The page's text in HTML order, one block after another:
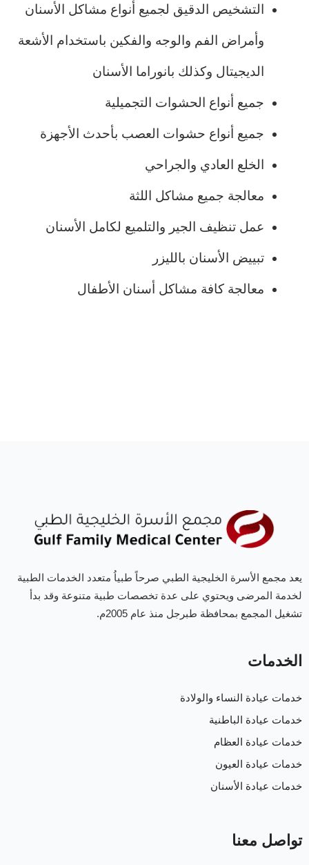
التشخيص الدقيق لجميع أنواع مشاكل الأسنان
وأمراض الفم والوجه والفكين باستخدام الأشعة
الديجيتال وكذلك بانوراما الأسنان
جميع أنواع الحشوات التجميلية
جميع أنواع حشوات العصب بأحدث الأجهزة
الخلع العادي والجراحي
معالجة جميع مشاكل اللثة
عمل تنظيف الجير والتلميع لكامل الأسنان
تبييض الأسنان بالليزر
معالجة كافة مشاكل أسنان الأطفال
يعد مجمع الأسرة الخليجية الطبي صرحاً طبياُ متعدد الخدمات الطبية
لخدمة المرضى ويحتوي على عدة تخصصات طبية متنوعة وقد بدأ
تشغيل المجمع بمحافظة طبرجل منذ عام 2005م.
الخدمات
خدمات عيادة النساء والولادة
خدمات عيادة الباطنية
خدمات عيادة العظام
خدمات عيادة العيون
خدمات عيادة الأسنان
تواصل معنا